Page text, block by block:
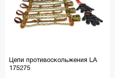
Цепи противоскольжения LA
175275